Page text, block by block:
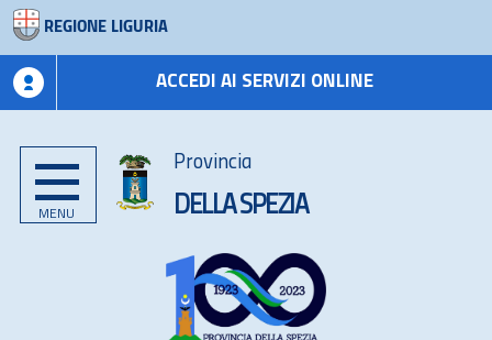
REGIONE LIGURIA
ACCEDI AI SERVIZI ONLINE
MENU
Provincia
DELLA SPEZIA